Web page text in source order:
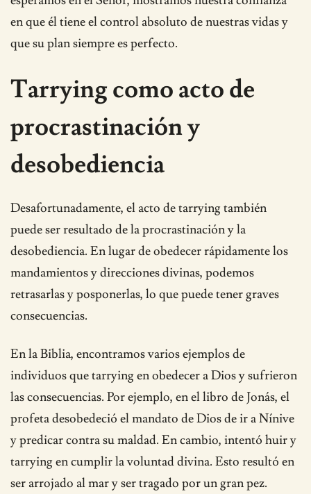
en que él tiene el control absoluto de nuestras vidas y
que su plan siempre es perfecto.
Tarrying como acto de
procrastinación y
desobediencia
Desafortunadamente, el acto de tarrying también
puede ser resultado de la procrastinación y la
desobediencia. En lugar de obedecer rápidamente los
mandamientos y direcciones divinas, podemos
retrasarlas y posponerlas, lo que puede tener graves
consecuencias.
En la Biblia, encontramos varios ejemplos de
individuos que tarrying en obedecer a Dios y sufrieron
las consecuencias. Por ejemplo, en el libro de Jonás, el
profeta desobedeció el mandato de Dios de ir a Nínive
y predicar contra su maldad. En cambio, intentó huir y
tarrying en cumplir la voluntad divina. Esto resultó en
ser arrojado al mar y ser tragado por un gran pez.